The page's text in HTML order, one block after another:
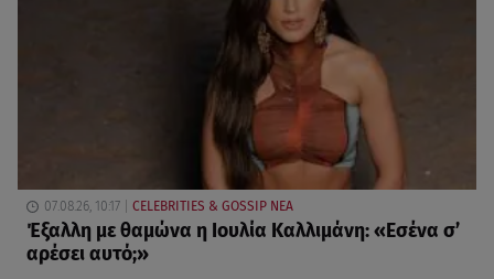
07.08.26, 10:17 CELEBRITIES & GOSSIP ΝΕΑ
Έξαλλη με θαμώνα η Ιουλία Καλλιμάνη: «Εσένα σ’
αρέσει αυτό;»